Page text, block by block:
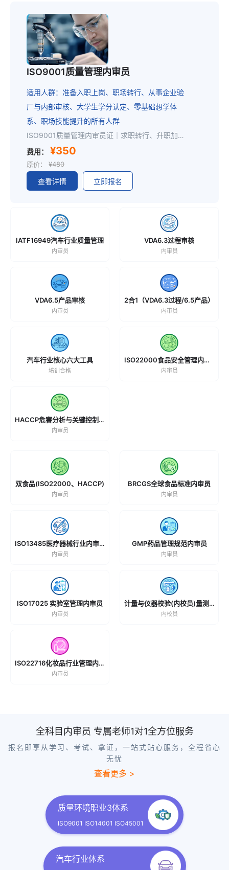
ISO9001质量管理内审员
适用人群：准备入职上岗、职场转行、从事企业验
厂与内部审核、大学生学分认定、零基础想学体
系、职场技能提升的所有人群
ISO9001质量管理内审员证｜求职转行、升职加薪通用加分证书职场低成本提升竞争力首选证书！ISO9001内审员是全行业通用刚需岗位，岗位稳定、适配范围广。不管是在职员工想升职稳岗、应届生求职，还是零基础跨行转行，持证均可快速补齐专业短板、丰富简历，大幅提升面试通过率与岗位晋升优势，是体系、质检、生产、行政、安环等岗位的核心加分项。证书企业广泛认可，适配个人求职应聘、岗位转正、技能提升、职场进阶。一、适合报考人群制造工厂在岗员工、体系专员、客户验厂对接专员生产、行政、安全、环保、质检各部门从业人员应届在校学生、打算转行换工作的职场人士零基础，想学习质量管理体系、提升专业技能的人员二、课程大纲ISO9001标准整体框架梳理体系专业术语解析ISO9001全部条款要求逐条精讲内审员必备审核方法、沟通技巧真实企业内审案例研讨、模拟练习现场内审全流程实战教学三、培训取证流程注册报名→联系老师开通权益→线上学习→线上考试→快递内审员证四、内审员证书内审资格证书由 CCAA 课程合规备案授权机构颁发，证书机构网上查询，真实有效，企业认可，全国通用
费用：
¥350
原价： ¥480
查看详情 立即报名
IATF16949汽车行业质量管理
内审员
VDA6.3过程审核
内审员
VDA6.5产品审核
内审员
2合1（VDA6.3过程/6.5产品）
内审员
汽车行业核心六大工具
培训合格
ISO22000食品安全管理内审员
内审员
HACCP危害分析与关键控制点
内审员
双食品(ISO22000、HACCP)
内审员
BRCGS全球食品标准内审员
内审员
ISO13485医疗器械行业内审员
内审员
GMP药品管理规范内审员
内审员
ISO17025 实验室管理内审员
内审员
计量与仪器校验(内校员)量测校验员
内校员
ISO22716化妆品行业管理内审员
内审员
全科目内审员 专属老师1对1全方位服务
报名即享从学习、考试、拿证，一站式贴心服务，全程省心
无忧
查看更多 >
质量环境职业3体系
ISO9001 ISO14001 ISO45001
汽车行业体系